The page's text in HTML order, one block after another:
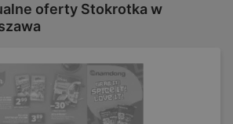
oferty Stokrotka w